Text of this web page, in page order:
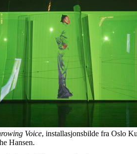
Voice, installasjonsbilde fra Oslo
Hansen.